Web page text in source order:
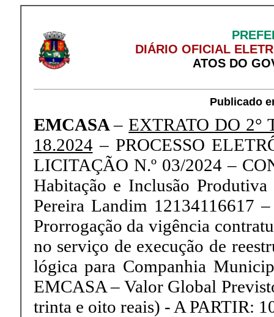
DIÁRIO OFICIAL
ATOS DO
Publicado
EMCASA–EXTRATO DO 2°
18.2024 – PROCESSO
LICITAÇÃO N.º 03/2024 –
Habitação e Inclusão
Pereira Landim 12134116617
Prorrogação da vigência
no serviço de execução de
lógica para Companhia
EMCASA – Valor Global
trinta e oito reais) - A PARTIR: